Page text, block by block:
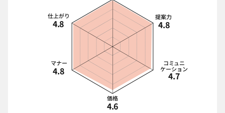
提案力
4.8
コミュニ
ケーション
4.7
価格
4.6
マナー
4.8
仕上がり
4.8